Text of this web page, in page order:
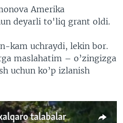
Amerika
deyarli to'liq grant oldi.
kam uchraydi, lekin bor.
maslahatim – o’zingizga
uchun ko’p izlanish
talabalar